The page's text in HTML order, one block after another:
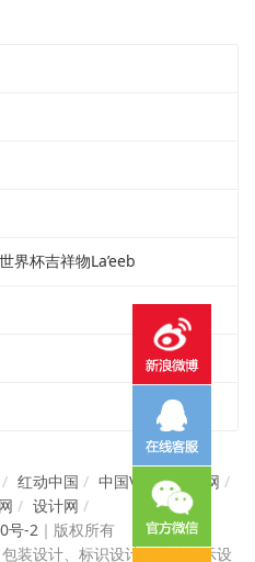
界杯吉祥物La’eeb
/ 红动中国 / 中国VI设计知识网 /
/ 设计网 /
号-2 ｜ 版权所有
装设计、标识设计、展览展示设